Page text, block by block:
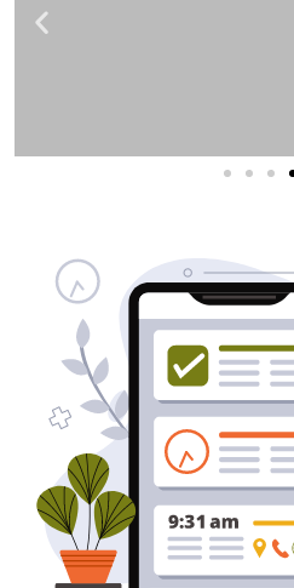
ניהול מוניטין
ופרסום באינטרנט
עבורך!